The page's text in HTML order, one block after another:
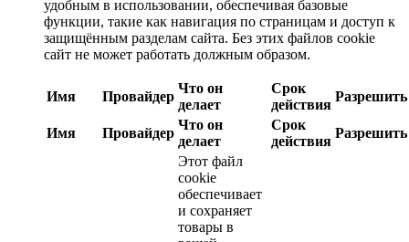
удобным в использовании, обеспечивая базовые
функции, такие как навигация по страницам и доступ к
защищённым разделам сайта. Без этих файлов cookie
сайт не может работать должным образом.
Имя Провайдер
Что он
делает
Срок
действия
Разрешить
Имя Провайдер
Что он
делает
Срок
действия
Разрешить
Этот файл
cookie
обеспечивает
и сохраняет
товары в